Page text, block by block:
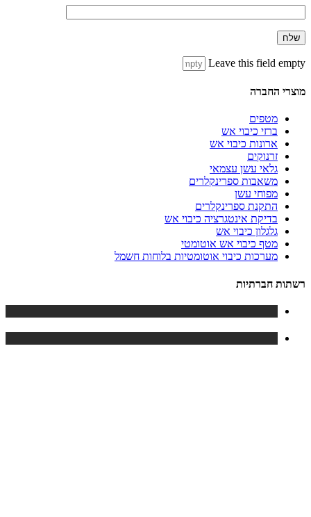
Leave this field empty
מוצרי החברה
מטפים
ברזי כיבוי אש
ארונות כיבוי אש
זרנוקים
גלאי עשן עצמאי
משאבות ספרינקלרים
מפוחי עשן
התקנת ספרינקלרים
בדיקת אינטגרציה כיבוי אש
גלגלון כיבוי אש
מטף כיבוי אש אוטומטי
מערכות כיבוי אוטומטיות בלוחות חשמל
רשתות חברתיות